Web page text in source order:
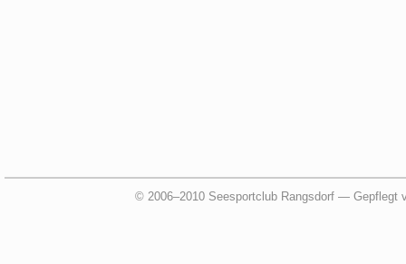
© 2006–2010 Seesportclub Rangsdorf — Gepflegt